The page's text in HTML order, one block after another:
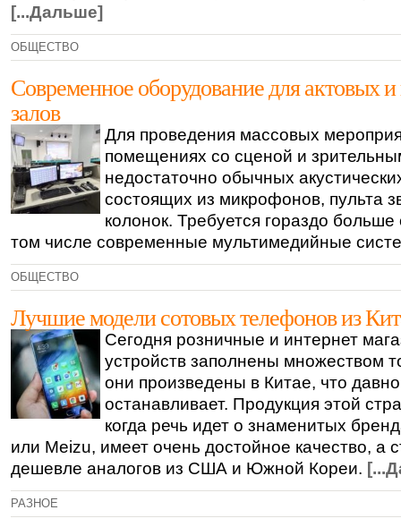
[...Дальше]
ОБЩЕСТВО
Современное оборудование для актовых
залов
Для проведения массовых
помещениях со сценой и
недостаточно обычных
состоящих из микрофонов, пульта
колонок. Требуется гораздо
том числе современные мультимедийные
ОБЩЕСТВО
Лучшие модели сотовых телефонов из
Сегодня розничные и интернет
устройств заполнены множеством
они произведены в Китае, что
останавливает. Продукция этой
когда речь идет о знаменитых
или Meizu, имеет очень достойное качество, а
дешевле аналогов из США и Южной Кореи.
РАЗНОЕ